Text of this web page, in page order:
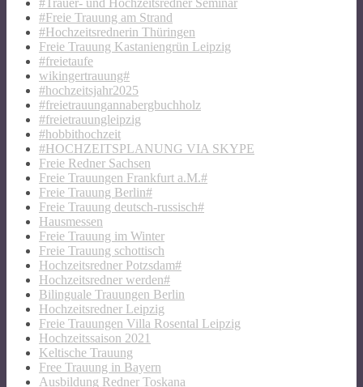
#Freie Trauung am Strand
#Hochzeitsrednerin Thüringen
Freie Trauung Kastaniengrün Leipzig
#freietaufe
wikingertrauung#
#hochzeitsjahr2025
#freietrauungannabergbuchholz
#freietrauungleipzig
#hobbithochzeit
#HOCHZEITSPLANUNG VIA SKYPE
Freie Redner Sachsen
Freie Trauungen Frankfurt a.M.#
Freie Trauung Berlin#
Freie Trauung deutsch-russisch#
Hausmessen
Freie Trauung im Winter
Freie Trauung schottisch
Hochzeitsredner Potzsdam#
Hochzeitsredner werden#
Bilinguale Trauungen Berlin
Hochzeitsredner Leipzig
Freie Trauungen Villa Rosental Leipzig
Hochzeitssaison 2021
Keltische Trauung
Free Trauung in Bayern
Ausbildung Redner Toskana